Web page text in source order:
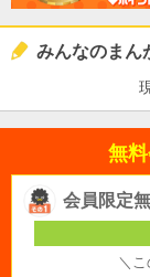
みんなのまん
無
会員限定
＼